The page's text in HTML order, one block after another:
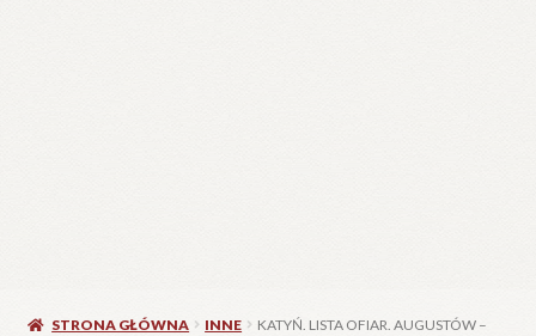
STRONA GŁÓWNA INNE
KATYŃ. LISTA OFIAR. AUGUSTÓW –